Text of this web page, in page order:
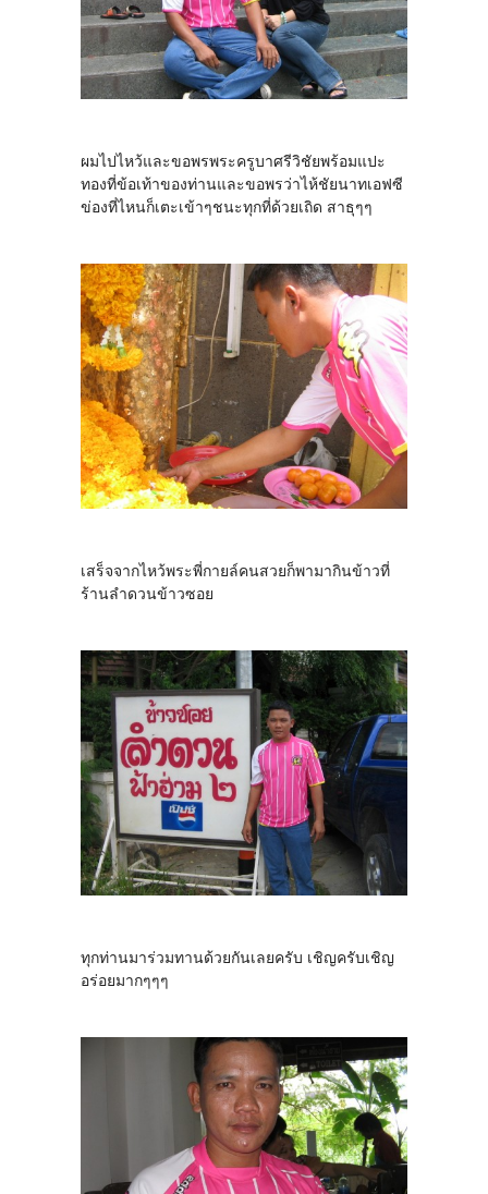
ผมไปไหว้และขอพรพระครูบาศรีวิชัยพร้อมแปะ
ทองที่ข้อเท้าของท่านและขอพรว่าไห้ชัยนาทเอฟซี
ข่องที่ไหนก็เตะเข้าๆชนะทุกที่ด้วยเถิด สาธุๆๆ
เสร็จจากไหว้พระพี่กายล์คนสวยก็พามากินข้าวที่
ร้านลำดวนข้าวซอย
ทุกท่านมาร่วมทานด้วยกันเลยครับ เชิญครับเชิญ
อร่อยมากๆๆๆ